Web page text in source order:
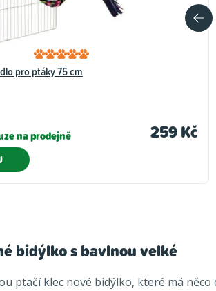
pro ptáky 75 cm
na prodejně 259 Kč
bidýlko s bavlnou velké
ptačí klec nové bidýlko, které má